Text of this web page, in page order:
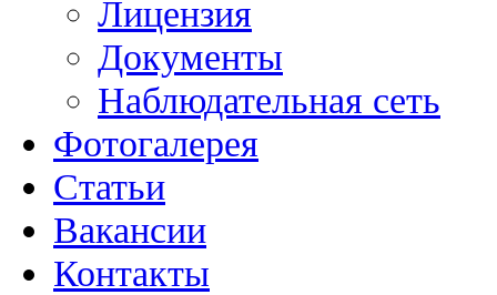
Лицензия
Документы
Наблюдательная сеть
Фотогалерея
Статьи
Вакансии
Контакты